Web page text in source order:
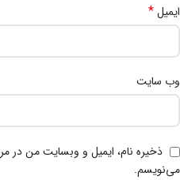
ایمیل*
وب‌ سایت
ذخیره نام، ایمیل و وبسایت من در
می‌نویسم.